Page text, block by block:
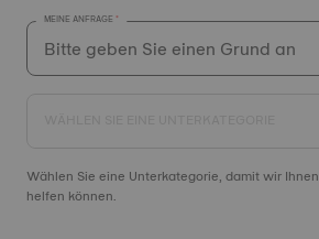
MEINE ANFRAGE
Wählen Sie eine Unterkategorie, damit wir
helfen können.